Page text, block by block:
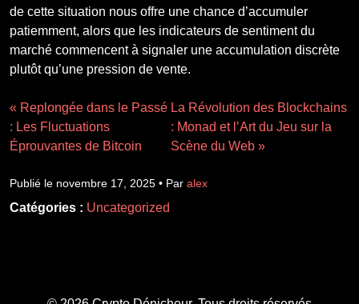
de cette situation nous offre une chance d’accumuler
patiemment, alors que les indicateurs de sentiment du
marché commencent à signaler une accumulation discrète
plutôt qu’une pression de vente.
« Replongée dans le Passé
: Les Fluctuations
Éprouvantes de Bitcoin
La Révolution des Blockchains
: Monad et l’Art du Jeu sur la
Scène du Web »
Publié le novembre 17, 2025 • Par alex
Catégories : Uncategorized